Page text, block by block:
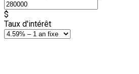
$
Taux d'intérêt